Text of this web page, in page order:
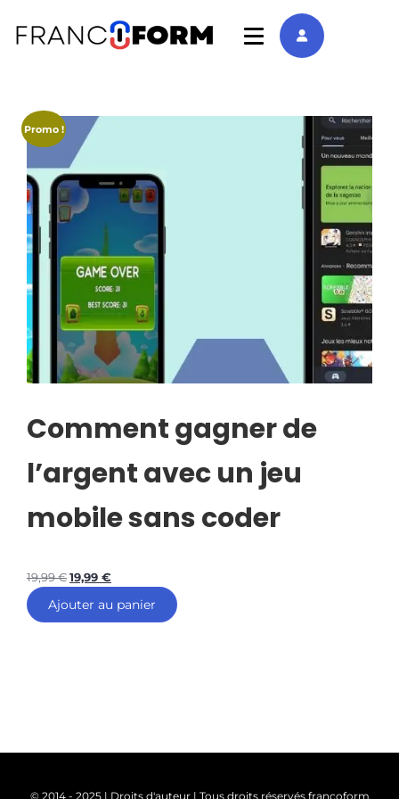
Promo !
Comment gagner de
l’argent avec un jeu
mobile sans coder
19,99€19,99 €
Ajouter au panier
© 2014 - 2025 | Droits d'auteur | Tous droits réservés francoform